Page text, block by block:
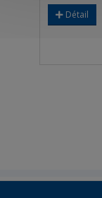
Détail